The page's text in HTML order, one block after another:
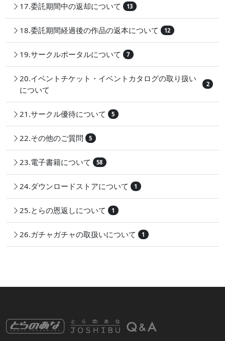
17.委託期間中の返却について 13
18.委託期間経過後の作品の返本について 12
19.サークルポータルについて 7
20.イベントチケット・イベントカタログの取り扱い
について
2
21.サークル優待について 5
22.その他のご質問 5
23.電子書籍について 58
24.ダウンロードストアについて 1
25.とらの恩返しについて 1
26.ガチャガチャの取扱いについて 1